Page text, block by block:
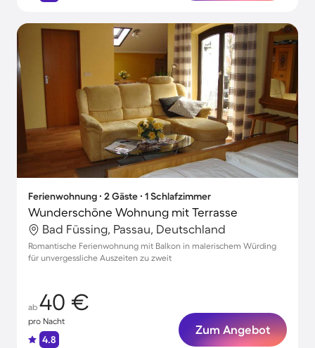
Ferienwohnung ∙ 2 Gäste ∙ 1 Schlafzimmer
Wunderschöne Wohnung mit Terrasse
Bad Füssing, Passau, Deutschland
Romantische Ferienwohnung mit Balkon in malerischem Würding
für unvergessliche Auszeiten zu zweit
ab 40 €
pro Nacht
4.8
Zum Angebot